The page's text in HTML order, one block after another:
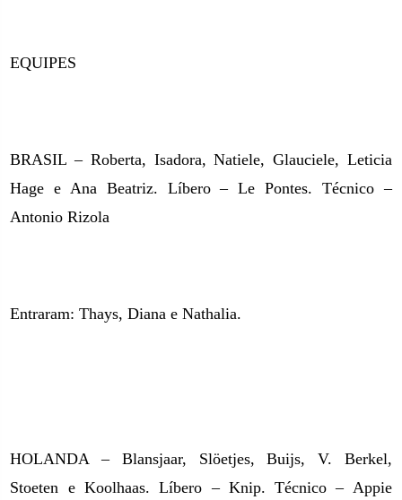
EQUIPES
BRASIL – Roberta, Isadora, Natiele, Glauciele, Leticia
Hage e Ana Beatriz. Líbero – Le Pontes. Técnico –
Antonio Rizola
Entraram: Thays, Diana e Nathalia.
HOLANDA – Blansjaar, Slöetjes, Buijs, V. Berkel,
Stoeten e Koolhaas.Líbero – Knip.Técnico – Appie